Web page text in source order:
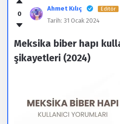
Yorumları
Latest
0
Ahmet Kılıç Editör
Tarih: 31 Ocak 2024
Meksika biber hapı
şikayetleri (2024)